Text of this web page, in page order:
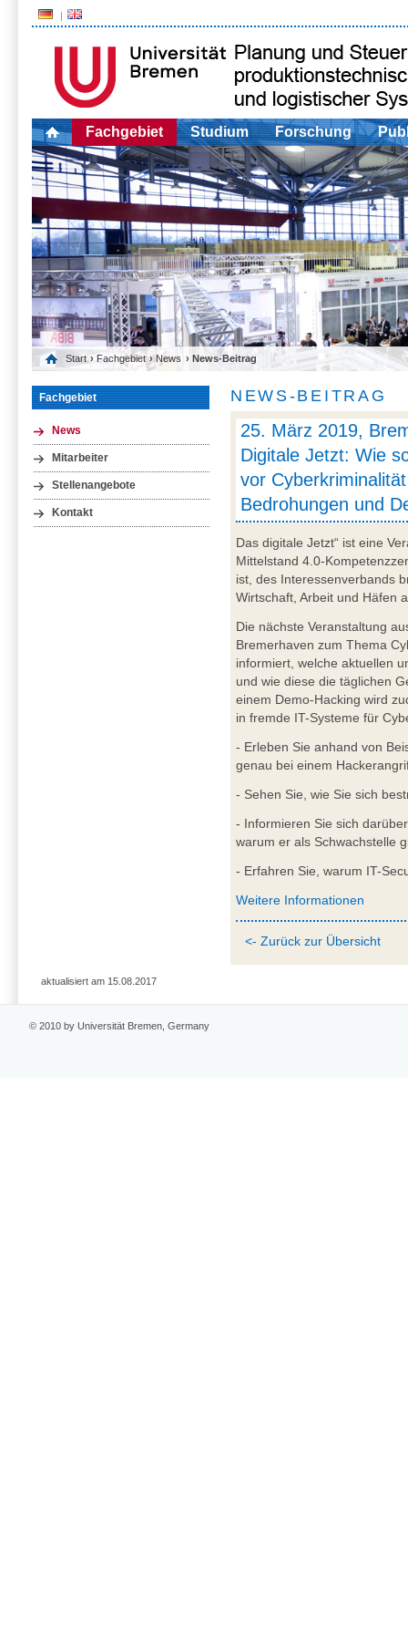
Fachgebiet Studium Forschung
Start › Fachgebiet › News › News-Beitrag
Fachgebiet
News
Mitarbeiter
Stellenangebote
Kontakt
NEWS-BEITRAG
25. März 2019,
Digitale Jetzt: Wie
vor
Bedrohungen und
Das digitale Jetzt“ ist eine
Mittelstand 4.0-
ist, des Interessenverbands
Wirtschaft, Arbeit und Häfen
Die nächste Veranstaltung
Bremerhaven zum Thema
informiert, welche aktuellen
und wie diese die täglichen
einem Demo-Hacking wird
in fremde IT-Systeme für
- Erleben Sie anhand von
genau bei einem
- Sehen Sie, wie Sie sich
- Informieren Sie sich
warum er als Schwachstelle
- Erfahren Sie, warum IT-
Weitere Informationen
<- Zurück zur Übersicht
aktualisiert am 15.08.2017
© 2010 by Universität Bremen, Germany